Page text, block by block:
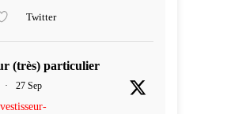
Twitter
(très) particulier
· 27 Sep